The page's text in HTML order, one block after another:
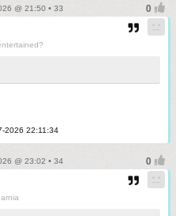
@ 21:50 • 33
2026 22:11:34
@ 23:02 • 34